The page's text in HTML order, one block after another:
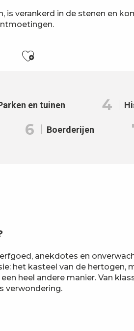
is verankerd in de stenen en
Ajouter aux
en tuinen 4
6 Boerderijen
anekdotes en
het kasteel van de hertogen,
heel andere manier. Van
verwondering.